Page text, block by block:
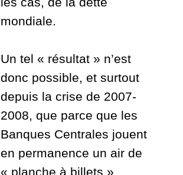
mondiale.
Un tel « résultat » n’est
donc possible, et surtout
depuis la crise de 2007-
2008, que parce que les
Banques Centrales jouent
en permanence un air de
« planche à billets »